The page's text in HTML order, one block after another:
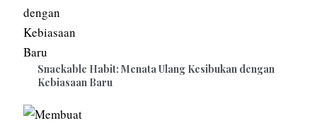
Snackable Habit: Menata Ulang Kesibukan dengan
Kebiasaan Baru